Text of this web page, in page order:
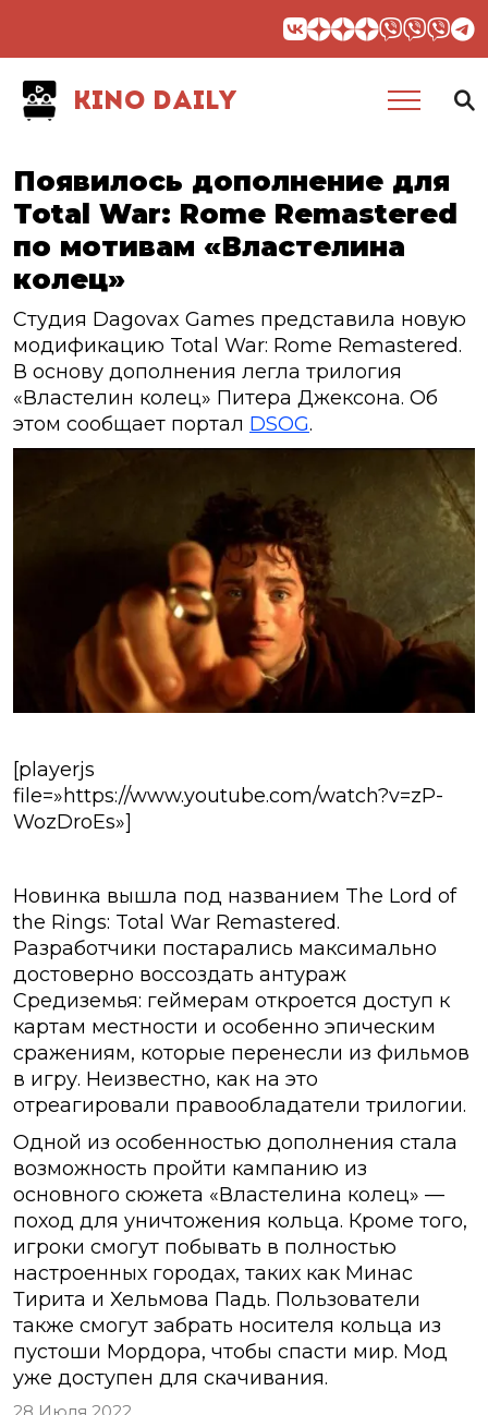
KINO DAILY
Появилось дополнение для
Total War: Rome Remastered
по мотивам «Властелина
колец»
Студия Dagovax Games представила новую
модификацию Total War: Rome Remastered.
В основу дополнения легла трилогия
«Властелин колец» Питера Джексона. Об
этом сообщает портал DSOG.
[playerjs
file=»https://www.youtube.com/watch?v=zP-
WozDroEs»]
Новинка вышла под названием The Lord of
the Rings: Total War Remastered.
Разработчики постарались максимально
достоверно воссоздать антураж
Средиземья: геймерам откроется доступ к
картам местности и особенно эпическим
сражениям, которые перенесли из фильмов
в игру. Неизвестно, как на это
отреагировали правообладатели трилогии.
Одной из особенностью дополнения стала
возможность пройти кампанию из
основного сюжета «Властелина колец» —
поход для уничтожения кольца. Кроме того,
игроки смогут побывать в полностью
настроенных городах, таких как Минас
Тирита и Хельмова Падь. Пользователи
также смогут забрать носителя кольца из
пустоши Мордора, чтобы спасти мир. Мод
уже доступен для скачивания.